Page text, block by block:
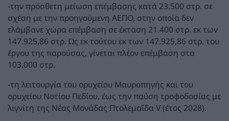
-την πρόσθετη μείωση επέμβασης κατά 23.500 στρ. σε
σχέση με την προηγούμενη ΑΕΠΟ, στην οποία δεν
ελάμβανε χώρα επέμβαση σε έκταση 21.400 στρ. εκ των
147.925,86 στρ. Ως εκ τούτου εκ των 147.925,86 στρ. του
έργου της παρούσας, γίνεται πλέον επέμβαση στα
103.000 στρ.
-τη λειτουργία του ορυχείου Μαυροπηγής και του
ορυχείου Νοτίου Πεδίου, έως την παύση τροφοδοσίας με
λιγνίτη της Νέας Μονάδας Πτολεμαΐδα V (έτος 2028).